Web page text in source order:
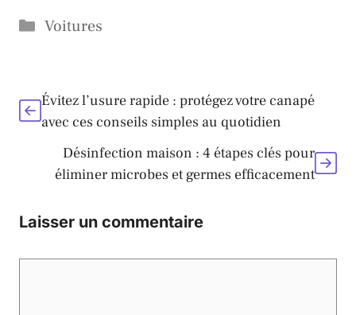
Catégories
Voitures
Évitez l’usure rapide : protégez votre canapé
avec ces conseils simples au quotidien
Désinfection maison : 4 étapes clés pour
éliminer microbes et germes efficacement
Laisser un commentaire